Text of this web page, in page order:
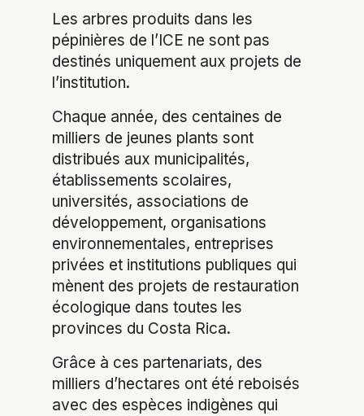
Les arbres produits dans les
pépinières de l’ICE ne sont pas
destinés uniquement aux projets de
l’institution.
Chaque année, des centaines de
milliers de jeunes plants sont
distribués aux municipalités,
établissements scolaires,
universités, associations de
développement, organisations
environnementales, entreprises
privées et institutions publiques qui
mènent des projets de restauration
écologique dans toutes les
provinces du Costa Rica.
Grâce à ces partenariats, des
milliers d’hectares ont été reboisés
avec des espèces indigènes qui